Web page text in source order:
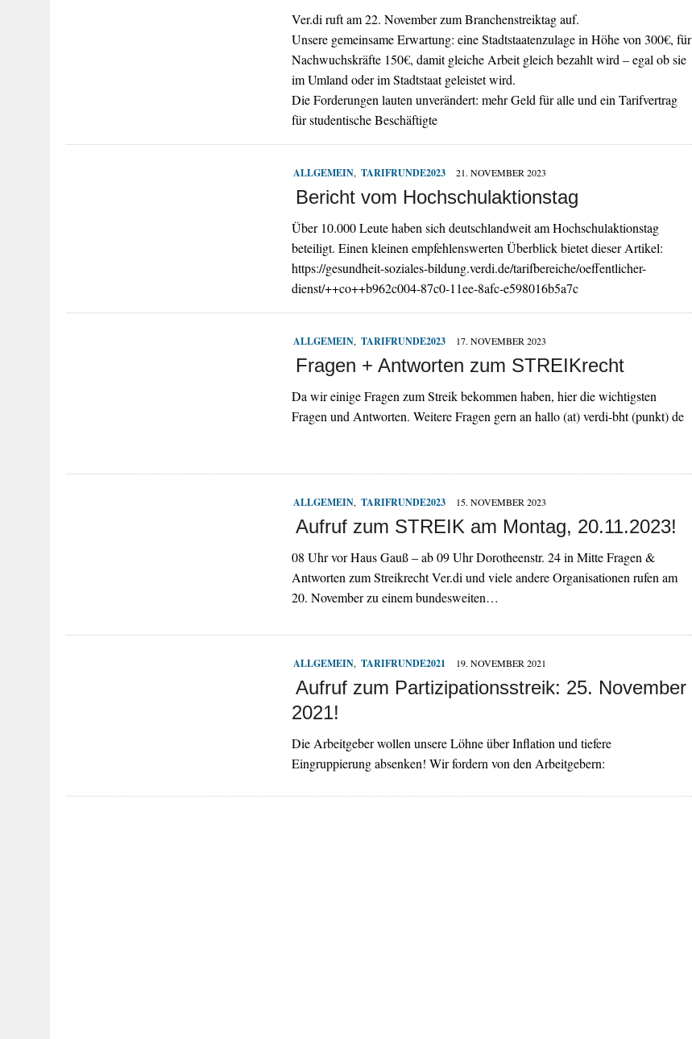
Ver.di ruft am 22. November zum Branchenstreiktag auf.
Unsere gemeinsame Erwartung: eine Stadtstaatenzulage in Höhe von 300€, für
Nachwuchskräfte 150€, damit gleiche Arbeit gleich bezahlt wird – egal ob sie
im Umland oder im Stadtstaat geleistet wird.
Die Forderungen lauten unverändert: mehr Geld für alle und ein Tarifvertrag
für studentische Beschäftigte
ALLGEMEIN, TARIFRUNDE2023 21. NOVEMBER 2023
Bericht vom Hochschulaktionstag
Über 10.000 Leute haben sich deutschlandweit am Hochschulaktionstag
beteiligt. Einen kleinen empfehlenswerten Überblick bietet dieser Artikel:
https://gesundheit-soziales-bildung.verdi.de/tarifbereiche/oeffentlicher-
dienst/++co++b962c004-87c0-11ee-8afc-e598016b5a7c
ALLGEMEIN, TARIFRUNDE2023 17. NOVEMBER 2023
Fragen + Antworten zum STREIKrecht
Da wir einige Fragen zum Streik bekommen haben, hier die wichtigsten
Fragen und Antworten. Weitere Fragen gern an hallo (at) verdi-bht (punkt) de
ALLGEMEIN, TARIFRUNDE2023 15. NOVEMBER 2023
Aufruf zum STREIK am Montag, 20.11.2023!
08 Uhr vor Haus Gauß – ab 09 Uhr Dorotheenstr. 24 in Mitte Fragen &
Antworten zum Streikrecht Ver.di und viele andere Organisationen rufen am
20. November zu einem bundesweiten…
ALLGEMEIN, TARIFRUNDE2021 19. NOVEMBER 2021
Aufruf zum Partizipationsstreik: 25. November
2021!
Die Arbeitgeber wollen unsere Löhne über Inflation und tiefere
Eingruppierung absenken! Wir fordern von den Arbeitgebern: